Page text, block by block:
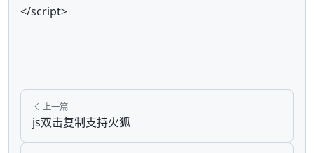
</script>
上一篇
js双击复制支持火狐